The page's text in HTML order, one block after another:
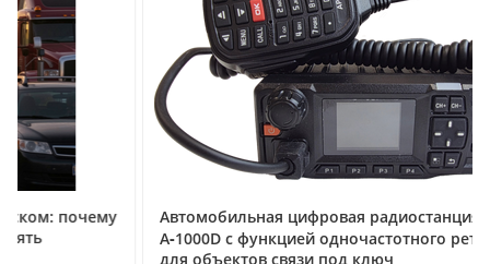
Автомобильная цифровая радиостанция АРГУТ
А‑1000D с функцией одночастотного ретранслятора
для объектов связи под ключ